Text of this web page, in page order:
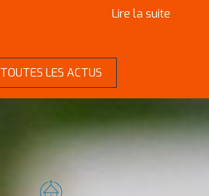
TOUTES LES ACTUS